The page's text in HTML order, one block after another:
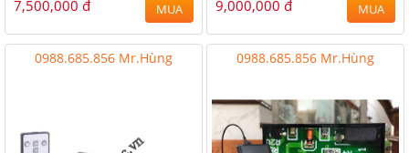
7,500,000 đ MUA 9,000,000 đ MUA
0988.685.856 Mr.Hùng 0988.685.856 Mr.Hùng